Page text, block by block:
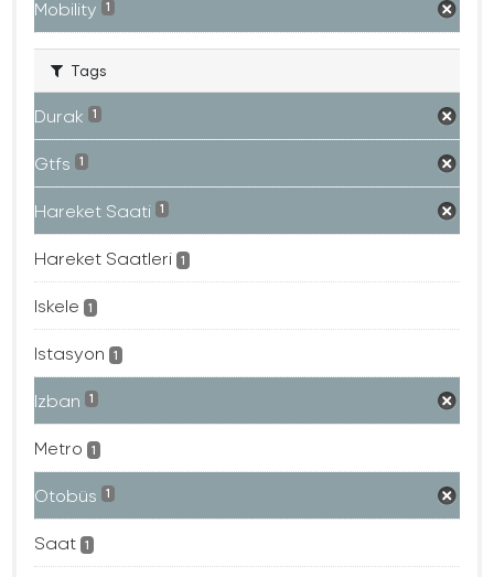
Mobility 1
Tags
Durak 1
Gtfs 1
Hareket Saati 1
Hareket Saatleri 1
Iskele 1
Istasyon 1
Izban 1
Metro 1
Otobüs 1
Saat 1